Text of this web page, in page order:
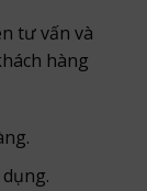
tư vấn và
hàng